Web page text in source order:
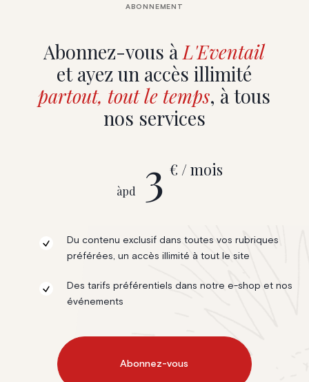
Abonnez-vous àL'Eventail
et ayez un accès illimité
partout, tout le temps, à tous
nos services
ABONNEMENT
àpd 3 € / mois
Du contenu exclusif dans toutes vos rubriques
préférées, un accès illimité à tout le site
Des tarifs préférentiels dans notre e-shop et nos
événements
Abonnez-vous